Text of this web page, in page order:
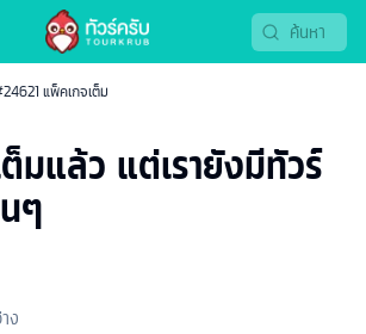
แพ็คเกจเต็ม
มแล้ว แต่เรายังมีทัวร์
ๆ
ง